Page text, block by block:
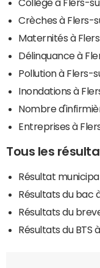
Collège à Flers-
Crèches à Flers-
Maternités à
Délinquance à
Pollution à Flers-
Inondations à
Nombre
Entreprises à
Tous les
Résultat
Résultats du bac
Résultats du
Résultats du BTS